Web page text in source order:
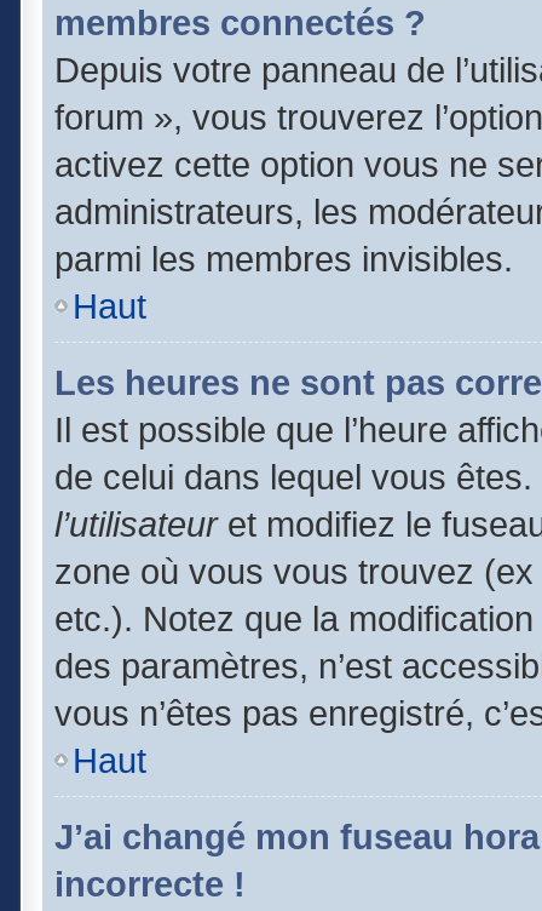
membres connectés ?
Depuis votre panneau de
forum », vous trouverez
activez cette option vous ne
administrateurs, les
parmi les membres invisibles.
Haut
Les heures ne sont pas
Il est possible que l’heure
de celui dans lequel vous
l’utilisateuret modifiez le
zone où vous vous trouvez
etc.). Notez que la
des paramètres, n’est
vous n’êtes pas enregistré,
Haut
J’ai changé mon fuseau
incorrecte !